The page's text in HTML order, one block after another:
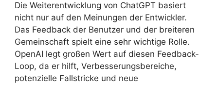
Die Weiterentwicklung von ChatGPT basiert
nicht nur auf den Meinungen der Entwickler.
Das Feedback der Benutzer und der breiteren
Gemeinschaft spielt eine sehr wichtige Rolle.
OpenAI legt großen Wert auf diesen Feedback-
Loop, da er hilft, Verbesserungsbereiche,
potenzielle Fallstricke und neue